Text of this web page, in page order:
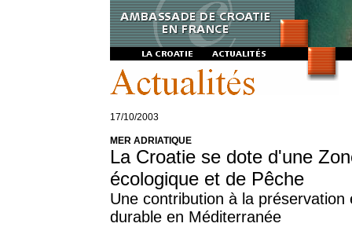
17/10/2003
MER ADRIATIQUE
La Croatie se dote d'une
écologique et de Pêche
Une contribution à la préservation
durable en Méditerranée